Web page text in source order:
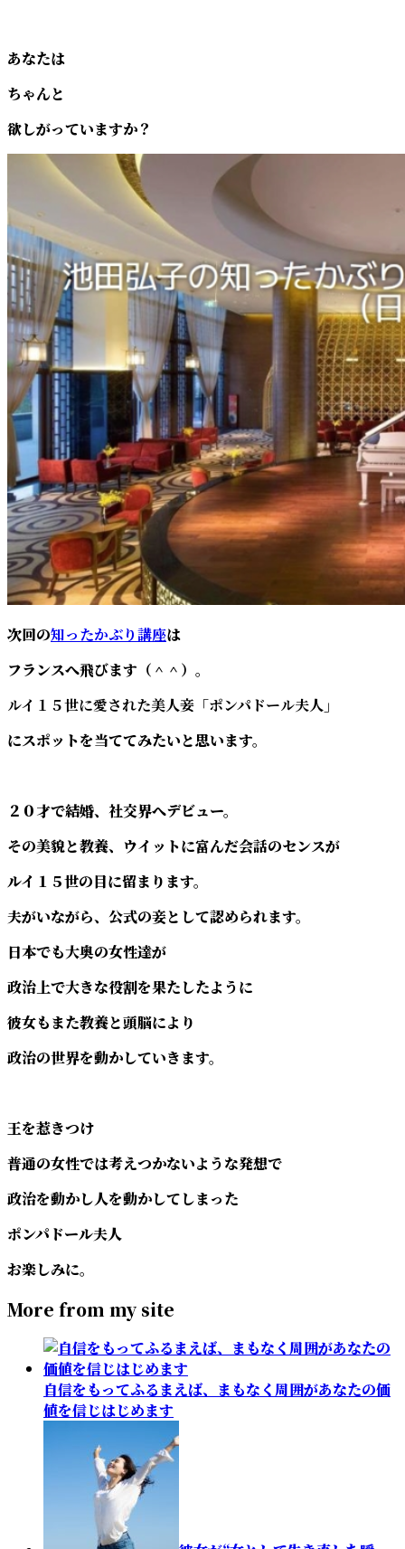
あなたは
ちゃんと
欲しがっていますか？
次回の知ったかぶり講座は
フランスへ飛びます（＾＾）。
ルイ１５世に愛された美人妾「ポンパドール夫人」
にスポットを当ててみたいと思います。
２０才で結婚、社交界へデビュー。
その美貌と教養、ウイットに富んだ会話のセンスが
ルイ１５世の目に留まります。
夫がいながら、公式の妾として認められます。
日本でも大奥の女性達が
政治上で大きな役割を果たしたように
彼女もまた教養と頭脳により
政治の世界を動かしていきます。
王を惹きつけ
普通の女性では考えつかないような発想で
政治を動かし人を動かしてしまった
ポンパドール夫人
お楽しみに。
More from my site
自信をもってふるまえば、まもなく周囲があなたの価
値を信じはじめます